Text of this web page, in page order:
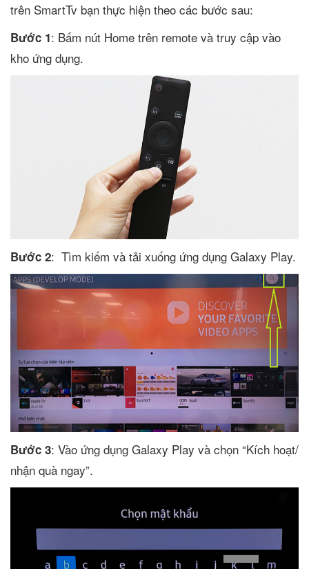
trên SmartTv bạn thực hiện theo các bước sau:
Bước 1: Bấm nút Home trên remote và truy cập vào
kho ứng dụng.
Bước 2: Tìm kiếm và tải xuống ứng dụng Galaxy Play.
Bước 3: Vào ứng dụng Galaxy Play và chọn “Kích hoạt/
nhận quà ngay”.